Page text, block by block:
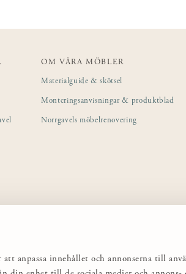
anpassa innehållet och annonserna till
OM VÅRA MÖBLER
Materialguide & skötsel
Monteringsanvisningar & produktblad
Norrgavels möbelrenovering